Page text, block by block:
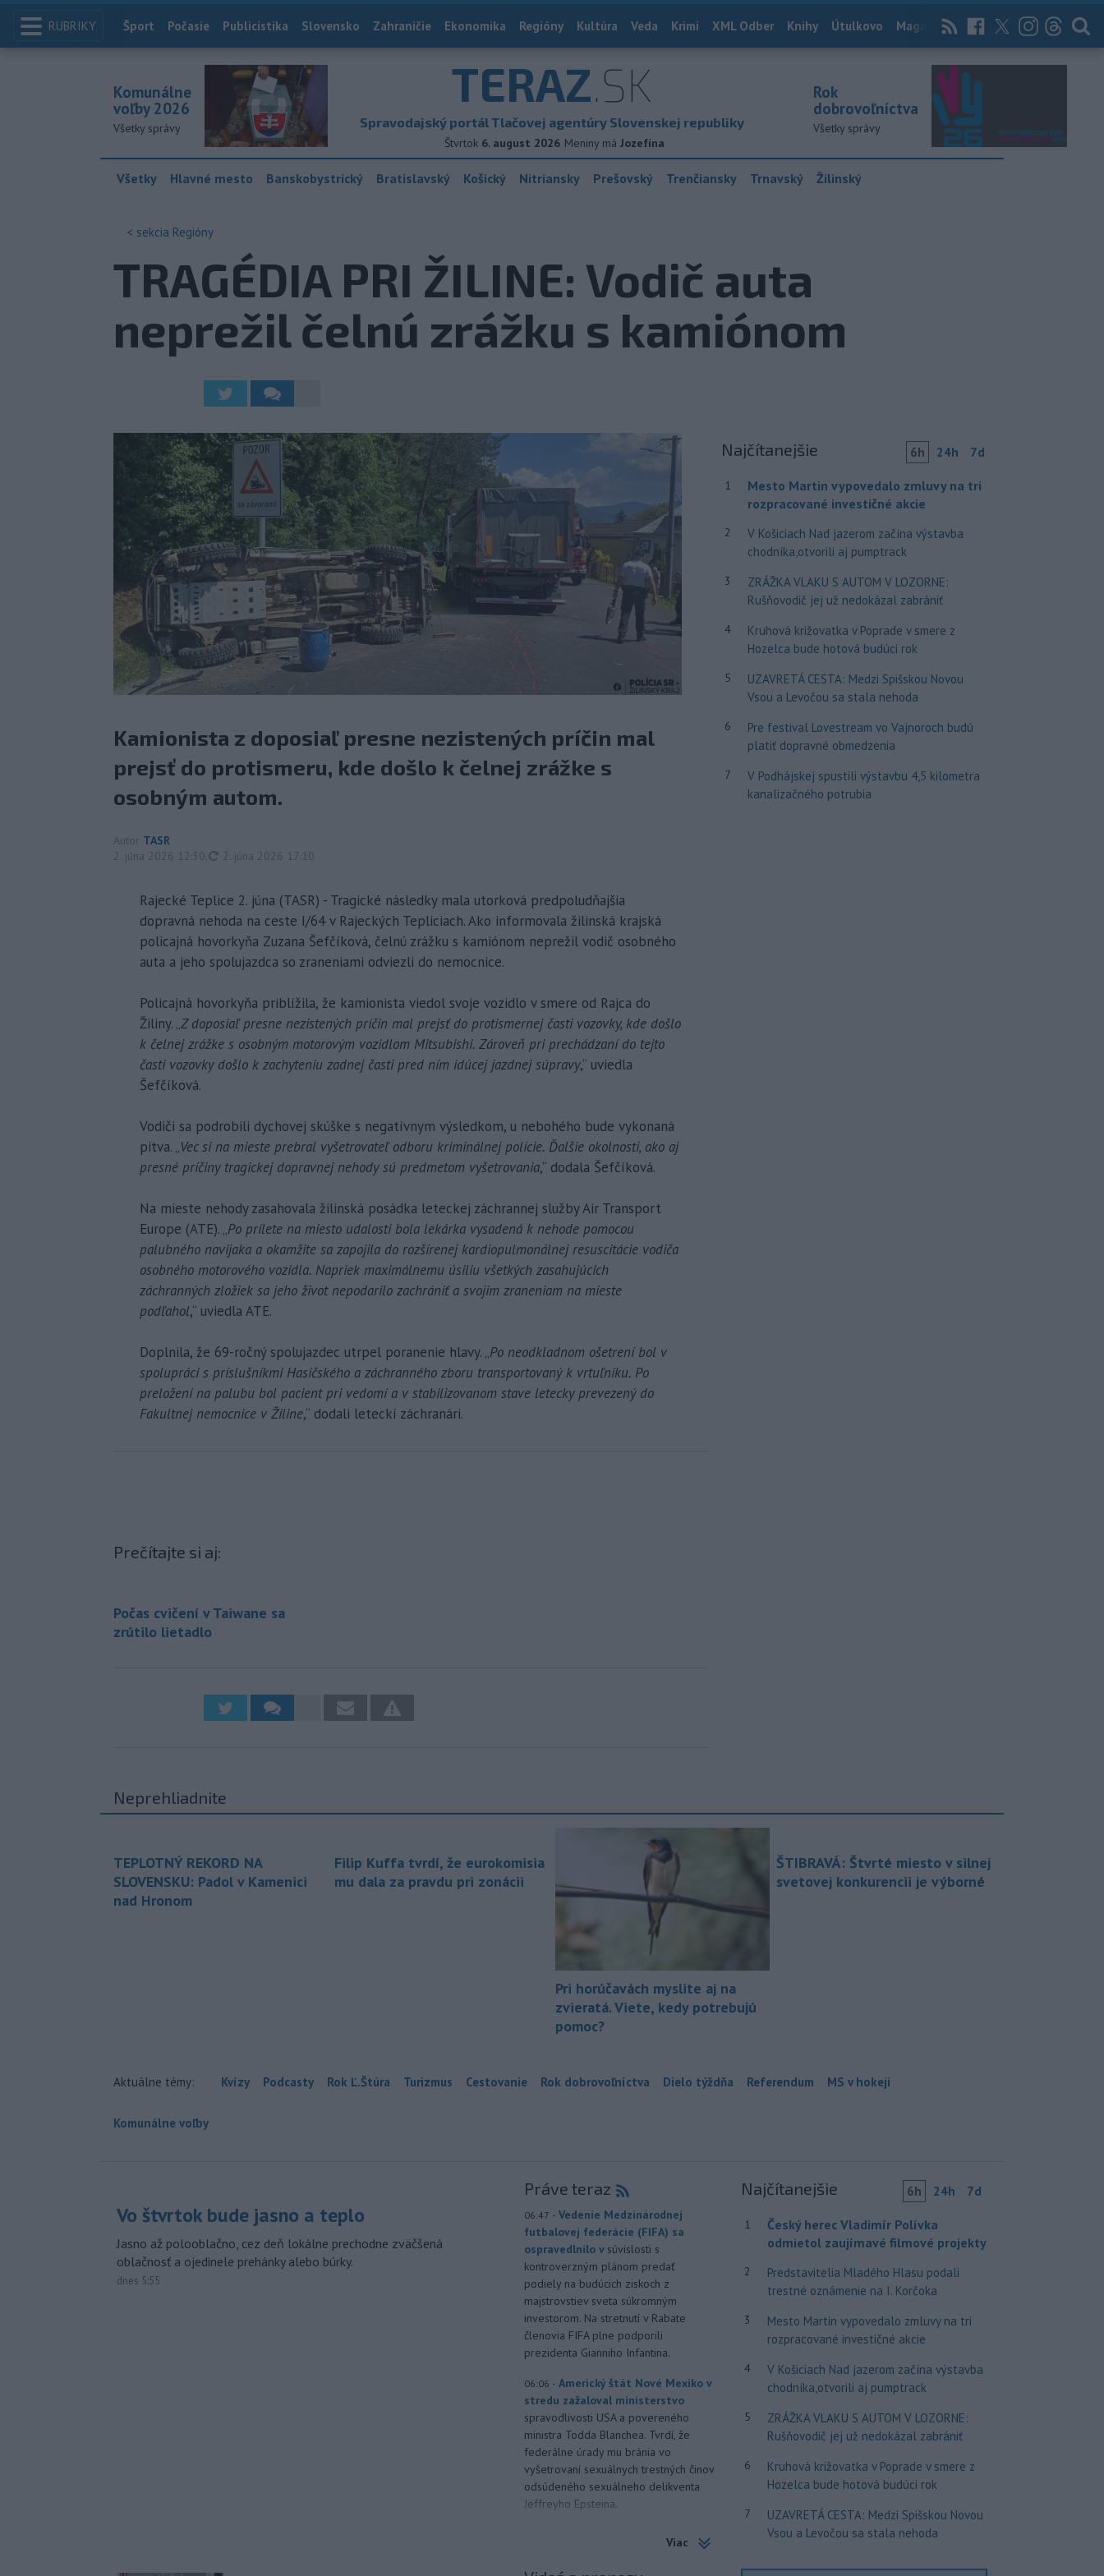
RUBRIKY Index
Šport Počasie Publicistika Slovensko Zahraničie Ekonomika Regióny Kultúra Veda Krimi XML Odber Knihy Útulkovo Magazín News Now Archív
TERAZ.SK
Spravodajský portál Tlačovej agentúry Slovenskej republiky
Štvrtok 6. august 2026 Meniny má Jozefína
Komunálne
voľby 2026
Všetky správy
Rok
dobrovoľníctva
Všetky správy
Všetky Hlavné mesto Banskobystrický Bratislavský Košický Nitriansky Prešovský Trenčiansky Trnavský Žilinský
< sekcia Regióny
TRAGÉDIA PRI ŽILINE: Vodič auta
neprežil čelnú zrážku s kamiónom
Kamionista z doposiaľ presne nezistených príčin mal
prejsť do protismeru, kde došlo k čelnej zrážke s
osobným autom.
Autor TASR
2. júna 2026 12:30
aktualizované
2. júna 2026 17:10
Rajecké Teplice 2. júna (TASR) - Tragické následky mala utorková predpoludňajšia
dopravná nehoda na ceste I/64 v Rajeckých Tepliciach. Ako informovala žilinská krajská
policajná hovorkyňa Zuzana Šefčíková, čelnú zrážku s kamiónom neprežil vodič osobného
auta a jeho spolujazdca so zraneniami odviezli do nemocnice.
Policajná hovorkyňa priblížila, že kamionista viedol svoje vozidlo v smere od Rajca do
Žiliny. „Z doposiaľ presne nezistených príčin mal prejsť do protismernej časti vozovky, kde došlo
k čelnej zrážke s osobným motorovým vozidlom Mitsubishi. Zároveň pri prechádzaní do tejto
časti vozovky došlo k zachyteniu zadnej časti pred ním idúcej jazdnej súpravy,“ uviedla
Šefčíková.
Vodiči sa podrobili dychovej skúške s negatívnym výsledkom, u nebohého bude vykonaná
pitva. „Vec si na mieste prebral vyšetrovateľ odboru kriminálnej polície. Ďalšie okolnosti, ako aj
presné príčiny tragickej dopravnej nehody sú predmetom vyšetrovania,“ dodala Šefčíková.
Na mieste nehody zasahovala žilinská posádka leteckej záchrannej služby Air Transport
Europe (ATE). „Po prílete na miesto udalosti bola lekárka vysadená k nehode pomocou
palubného navijaka a okamžite sa zapojila do rozšírenej kardiopulmonálnej resuscitácie vodiča
osobného motorového vozidla. Napriek maximálnemu úsiliu všetkých zasahujúcich
záchranných zložiek sa jeho život nepodarilo zachrániť a svojim zraneniam na mieste
podľahol,“ uviedla ATE.
Doplnila, že 69-ročný spolujazdec utrpel poranenie hlavy. „Po neodkladnom ošetrení bol v
spolupráci s príslušníkmi Hasičského a záchranného zboru transportovaný k vrtuľníku. Po
preložení na palubu bol pacient pri vedomí a v stabilizovanom stave letecky prevezený do
Fakultnej nemocnice v Žiline,“ dodali leteckí záchranári.
Prečítajte si aj:
Počas cvičení v Taiwane sa
zrútilo lietadlo
Najčítanejšie 6h 24h 7d
1
Mesto Martin vypovedalo zmluvy na tri
rozpracované investičné akcie
2
V Košiciach Nad jazerom začína výstavba
chodníka,otvorili aj pumptrack
3
ZRÁŽKA VLAKU S AUTOM V LOZORNE:
Rušňovodič jej už nedokázal zabrániť
4
Kruhová križovatka v Poprade v smere z
Hozelca bude hotová budúci rok
5
UZAVRETÁ CESTA: Medzi Spišskou Novou
Vsou a Levočou sa stala nehoda
6
Pre festival Lovestream vo Vajnoroch budú
platiť dopravné obmedzenia
7
V Podhájskej spustili výstavbu 4,5 kilometra
kanalizačného potrubia
Neprehliadnite
TEPLOTNÝ REKORD NA
SLOVENSKU: Padol v Kamenici
nad Hronom
Filip Kuffa tvrdí, že eurokomisia
mu dala za pravdu pri zonácii
Pri horúčavách myslite aj na
zvieratá. Viete, kedy potrebujú
pomoc?
ŠTIBRAVÁ: Štvrté miesto v silnej
svetovej konkurencii je výborné
Aktuálne témy: Kvízy Podcasty Rok Ľ.Štúra Turizmus Cestovanie Rok dobrovoľníctva Dielo týždňa Referendum MS v hokeji
Komunálne voľby
Vo štvrtok bude jasno a teplo
Jasno až polooblačno, cez deň lokálne prechodne zväčšená
oblačnosť a ojedinele prehánky alebo búrky.
dnes 5:55
Práve teraz
06:47 - Vedenie Medzinárodnej
futbalovej federácie (FIFA) sa
ospravedlnilo v súvislosti s
kontroverzným plánom predať
podiely na budúcich ziskoch z
majstrovstiev sveta súkromným
investorom. Na stretnutí v Rabate
členovia FIFA plne podporili
prezidenta Gianniho Infantina.
06:06 - Americký štát Nové Mexiko v
stredu zažaloval ministerstvo
spravodlivosti USA a povereného
ministra Todda Blanchea. Tvrdí, že
federálne úrady mu bránia vo
vyšetrovaní sexuálnych trestných činov
odsúdeného sexuálneho delikventa
Jeffreyho Epsteina.
ministerstva životného prostredia
Filip Kuffa tvrdí,
Viac
Najčítanejšie 6h 24h 7d
1
Český herec Vladimír Polívka
odmietol zaujímavé filmové projekty
2
Predstavitelia Mladého Hlasu podali
trestné oznámenie na I. Korčoka
3
Mesto Martin vypovedalo zmluvy na tri
rozpracované investičné akcie
4
V Košiciach Nad jazerom začína výstavba
chodníka,otvorili aj pumptrack
5
ZRÁŽKA VLAKU S AUTOM V LOZORNE:
Rušňovodič jej už nedokázal zabrániť
6
Kruhová križovatka v Poprade v smere z
Hozelca bude hotová budúci rok
7
UZAVRETÁ CESTA: Medzi Spišskou Novou
Vsou a Levočou sa stala nehoda